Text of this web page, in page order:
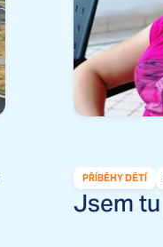
PŘÍBĚHY DĚTÍ
Jsem